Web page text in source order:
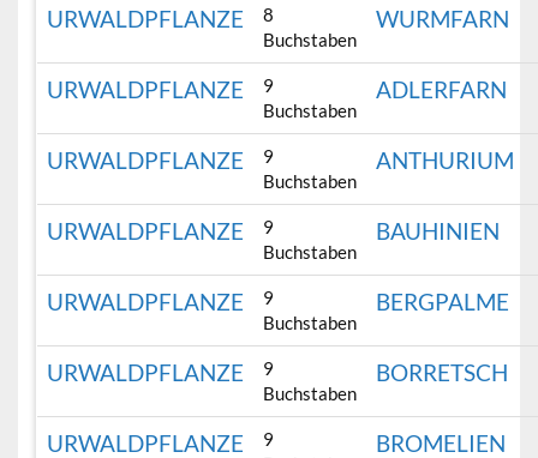
URWALDPFLANZE
8
Buchstaben
WURMFARN
URWALDPFLANZE
9
Buchstaben
ADLERFARN
URWALDPFLANZE
9
Buchstaben
ANTHURIUM
URWALDPFLANZE
9
Buchstaben
BAUHINIEN
URWALDPFLANZE
9
Buchstaben
BERGPALME
URWALDPFLANZE
9
Buchstaben
BORRETSCH
URWALDPFLANZE
9
BROMELIEN